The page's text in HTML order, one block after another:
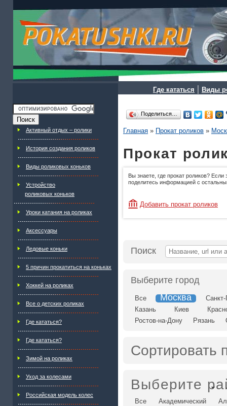
Где кататься | Виды
Активный отдых – ролики
История создания роликов
Виды роликовых коньков
Устройство
роликовых коньков
Уроки катания на роликах
Аксессуары
Ледовые коньки
5 причин прокатиться на коньках
Хоккей на роликах
Все о детских роликах
Где кататься?
Где кататься?
Зимой на роликах
Уход за колесами
Российская модель колес
Поделиться…
Главная » Прокат роликов »
Прокат
Вы знаете, где прокат роликов? Если
поделитесь информацией с
Добавить прокат роликов
Поиск
Выберите город
Все Москва
Санкт-
Казань
Киев
Ростов-на-Дону
Рязань
Сортировать
Выберите
Все Академический